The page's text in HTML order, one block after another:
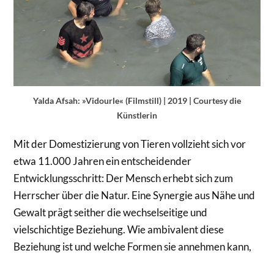
Yalda Afsah: »Vidourle« (Filmstill) | 2019 | Courtesy die
Künstlerin
Mit der Domestizierung von Tieren vollzieht sich vor
etwa 11.000 Jahren ein entscheidender
Entwicklungsschritt: Der Mensch erhebt sich zum
Herrscher über die Natur. Eine Synergie aus Nähe und
Gewalt prägt seither die wechselseitige und
vielschichtige Beziehung. Wie ambivalent diese
Beziehung ist und welche Formen sie annehmen kann,